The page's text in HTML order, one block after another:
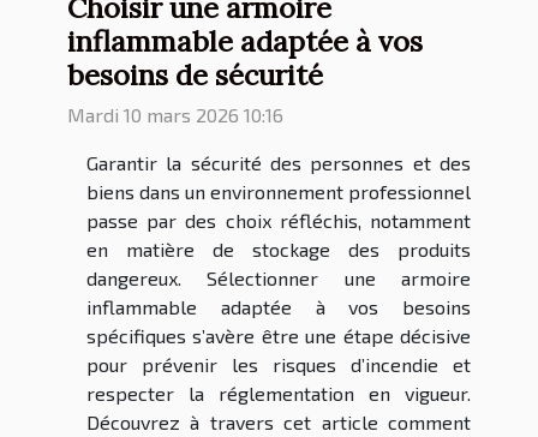
inflammable adaptée à vos
besoins de sécurité
Mardi 10 mars 2026 10:16
Garantir la sécurité des personnes et des
biens dans un environnement professionnel
passe par des choix réfléchis, notamment
en matière de stockage des produits
dangereux. Sélectionner une armoire
inflammable adaptée à vos besoins
spécifiques s’avère être une étape décisive
pour prévenir les risques d’incendie et
respecter la réglementation en vigueur.
Découvrez à travers cet article comment